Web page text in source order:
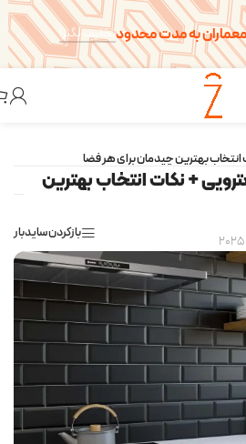
معماران به مدت محدودتخفیف بگیر!
+ نکات انتخاب بهترین
بازکردن سایدبار
بهترین چیدمان برای هر فضا